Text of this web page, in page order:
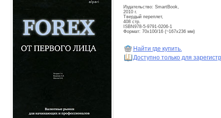
Издательство: SmartBook,
2010 г.
Твердый переплет,
408 стр.
ISBN978-5-9791-0206-1
Формат: 70x100/16 (~167x236 мм)
Найти где купить.
Доступно только для